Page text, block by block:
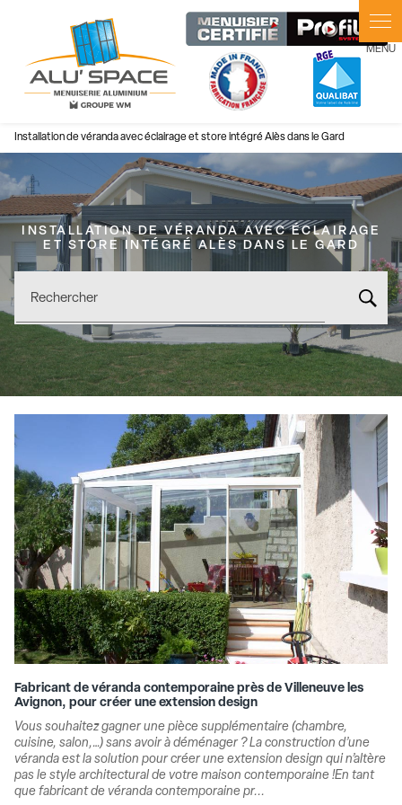
Installation de véranda avec éclairage et store intégré Alès dans le Gard
INSTALLATION DE VÉRANDA AVEC ÉCLAIRAGE
ET STORE INTÉGRÉ ALÈS DANS LE GARD
Rechercher
Fabricant de véranda contemporaine près de Villeneuve les
Avignon, pour créer une extension design
Vous souhaitez gagner une pièce supplémentaire (chambre,
cuisine, salon,…) sans avoir à déménager ? La construction d’une
véranda est la solution pour créer une extension design qui n’altère
pas le style architectural de votre maison contemporaine !En tant
que fabricant de véranda contemporaine pr...